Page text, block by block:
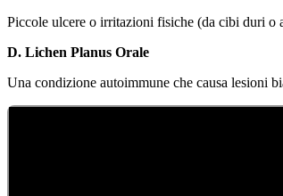
Piccole ulcere o irritazioni fisiche (da cibi duri o
D. Lichen Planus Orale
Una condizione autoimmune che causa lesioni